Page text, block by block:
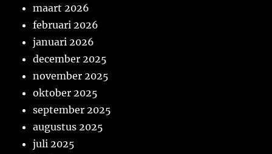
maart 2026
februari 2026
januari 2026
december 2025
november 2025
oktober 2025
september 2025
augustus 2025
juli 2025